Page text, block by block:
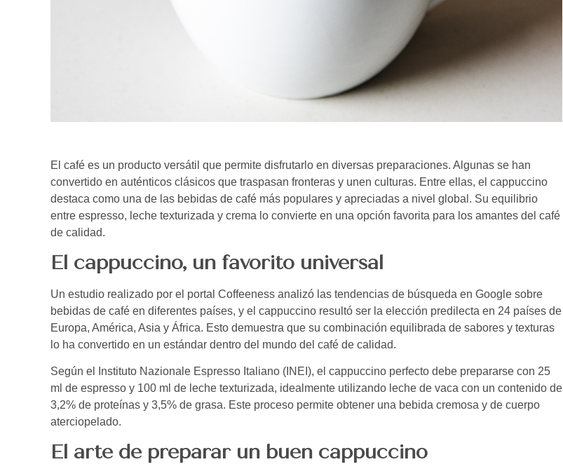
El café es un producto versátil que permite disfrutarlo en diversas preparaciones. Algunas se han
convertido en auténticos clásicos que traspasan fronteras y unen culturas. Entre ellas, el cappuccino
destaca como una de las bebidas de café más populares y apreciadas a nivel global. Su equilibrio
entre espresso, leche texturizada y crema lo convierte en una opción favorita para los amantes del café
de calidad.
El cappuccino, un favorito universal
Un estudio realizado por el portal Coffeeness analizó las tendencias de búsqueda en Google sobre
bebidas de café en diferentes países, y el cappuccino resultó ser la elección predilecta en 24 países de
Europa, América, Asia y África. Esto demuestra que su combinación equilibrada de sabores y texturas
lo ha convertido en un estándar dentro del mundo del café de calidad.
Según el Instituto Nazionale Espresso Italiano (INEI), el cappuccino perfecto debe prepararse con 25
ml de espresso y 100 ml de leche texturizada, idealmente utilizando leche de vaca con un contenido de
3,2% de proteínas y 3,5% de grasa. Este proceso permite obtener una bebida cremosa y de cuerpo
aterciopelado.
El arte de preparar un buen cappuccino